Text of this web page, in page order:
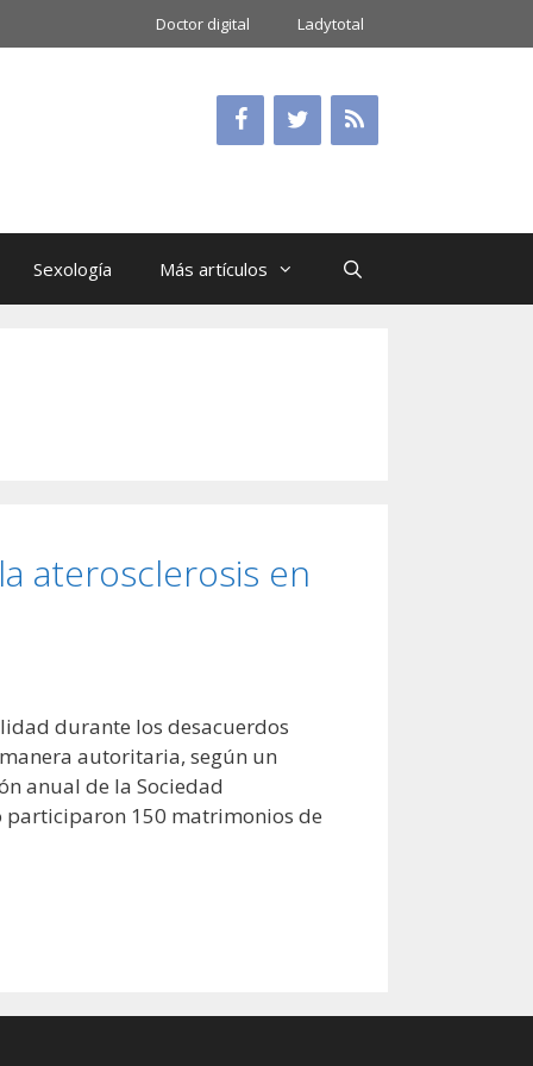
Doctor digital Ladytotal
Sexología Más artículos
aterosclerosis en
durante los desacuerdos
autoritaria, según un
anual de la Sociedad
participaron 150 matrimonios de